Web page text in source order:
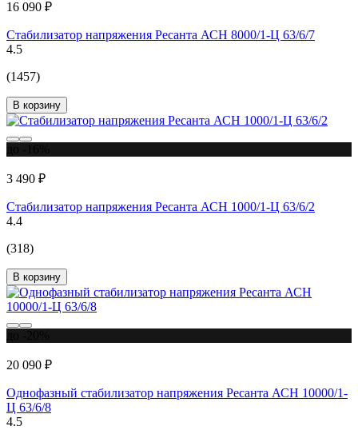
16 090 ₽
Стабилизатор напряжения Ресанта АСН 8000/1-Ц 63/6/7
4.5
(1457)
В корзину
3 490 ₽
Стабилизатор напряжения Ресанта АСН 1000/1-Ц 63/6/2
4.4
(318)
В корзину
20 090 ₽
Однофазный стабилизатор напряжения Ресанта АСН 10000/1-
Ц 63/6/8
4.5